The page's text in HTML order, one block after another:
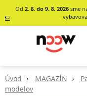
Od2. 8. do 9. 8. 2026 sme
0903620260
Úvod MAGAZÍN
modelov